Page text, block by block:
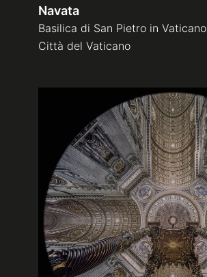
Navata
Basilica di San Pietro in Vaticano
Città del Vaticano